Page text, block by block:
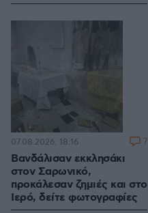
Βανδάλισαν εκκλησάκι
στον Σαρωνικό,
προκάλεσαν ζημιές και στο
Ιερό, δείτε φωτογραφίες
07.08.2026, 18:16 7